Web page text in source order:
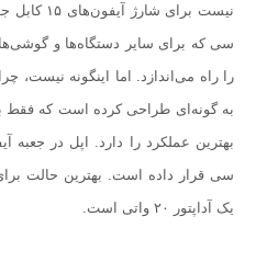
نیست برای
سی که برای سایر دستگاه‌ها و
را راه می‌اندازد. اما اینگونه نیست،
به گونه‌ای طراحی کرده است که فقط
سی قرار داده است. بهترین حالت برای
یک آداپتور ۲۰ واتی است.